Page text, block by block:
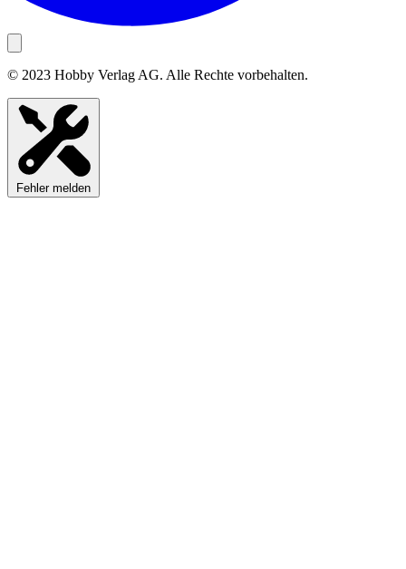
© 2023 Hobby Verlag AG. Alle Rechte vorbehalten.
Fehler melden